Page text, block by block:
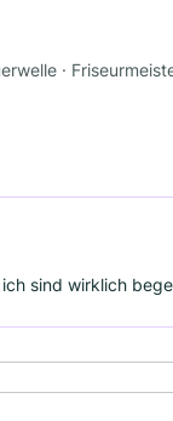
·
sind wirklich